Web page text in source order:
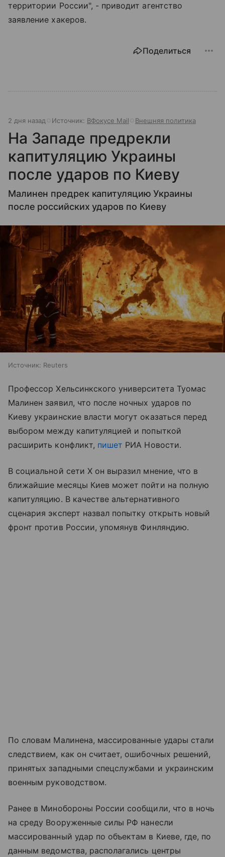
территории России", - приводит агентство
заявление хакеров.
Поделиться
2 дня назад Источник: ВФокусе Mail Внешняя политика
На Западе предрекли
капитуляцию Украины
после ударов по Киеву
Малинен предрек капитуляцию Украины
после российских ударов по Киеву
Источник: Reuters
Профессор Хельсинкского университета Туомас
Малинен заявил, что после ночных ударов по
Киеву украинские власти могут оказаться перед
выбором между капитуляцией и попыткой
расширить конфликт, пишет РИА Новости.
В социальной сети X он выразил мнение, что в
ближайшие месяцы Киев может пойти на полную
капитуляцию. В качестве альтернативного
сценария эксперт назвал попытку открыть новый
фронт против России, упомянув Финляндию.
По словам Малинена, массированные удары стали
следствием, как он считает, ошибочных решений,
принятых западными спецслужбами и украинским
военным руководством.
Ранее в Минобороны России сообщили, что в ночь
на среду Вооруженные силы РФ нанесли
массированный удар по объектам в Киеве, где, по
данным ведомства, располагались центры